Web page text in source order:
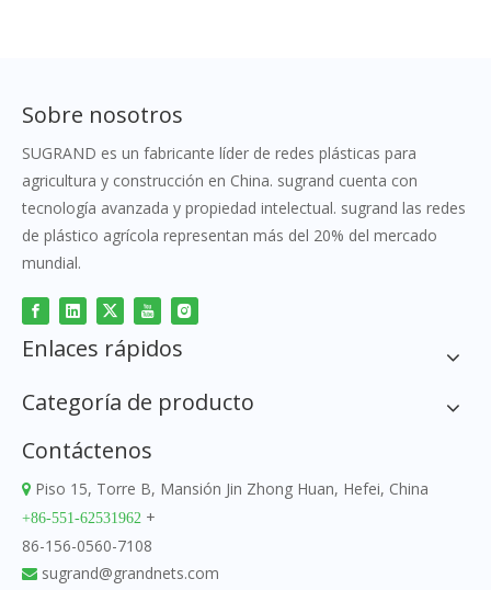
Sobre nosotros
SUGRAND es un fabricante líder de redes plásticas para
agricultura y construcción en China. sugrand cuenta con
tecnología avanzada y propiedad intelectual. sugrand las redes
de plástico agrícola representan más del 20% del mercado
mundial.
Enlaces rápidos
Categoría de producto
Contáctenos
 Piso 15, Torre B, Mansión Jin Zhong Huan, Hefei, China
+86-551-62531962 +
86-156-0560-7108
 sugrand@grandnets.com